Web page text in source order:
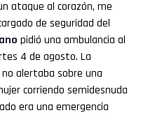
ataque al corazón, me
de seguridad del
pidió una ambulancia al
4 de agosto. La
alertaba sobre una
corriendo semidesnuda
era una emergencia